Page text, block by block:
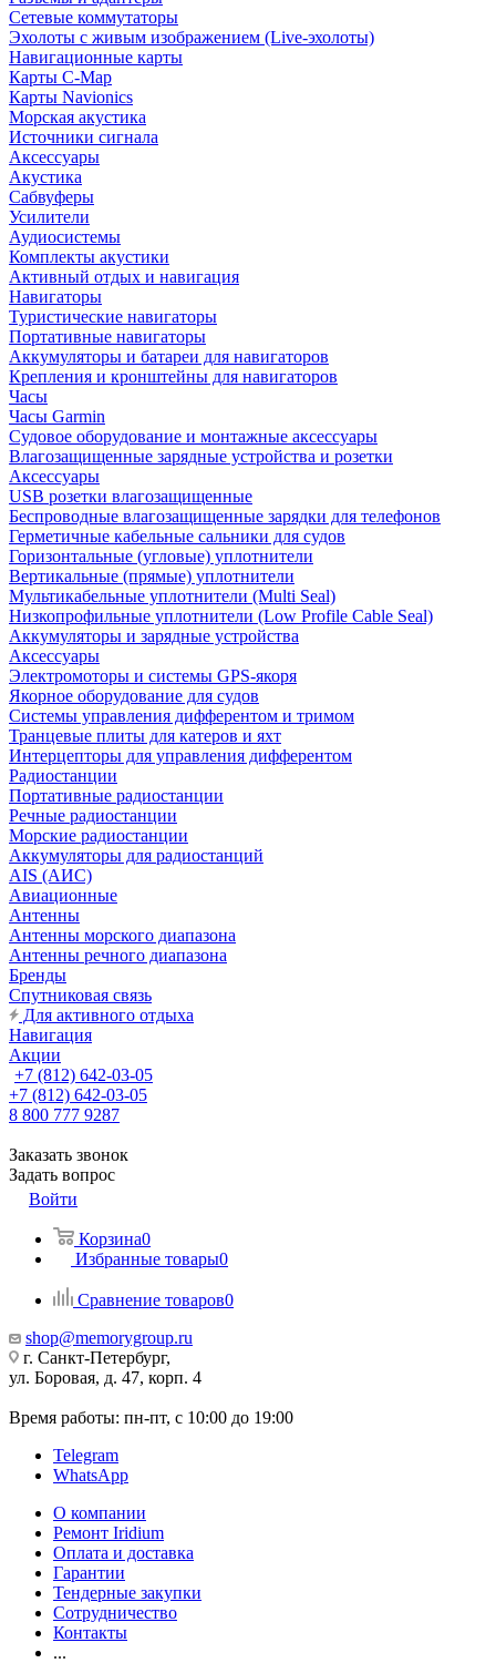
Сетевые коммутаторы
Эхолоты с живым изображением (Live-эхолоты)
Навигационные карты
Карты C-Map
Карты Navionics
Морская акустика
Источники сигнала
Аксессуары
Акустика
Сабвуферы
Усилители
Аудиосистемы
Комплекты акустики
Активный отдых и навигация
Навигаторы
Туристические навигаторы
Портативные навигаторы
Аккумуляторы и батареи для навигаторов
Крепления и кронштейны для навигаторов
Часы
Часы Garmin
Судовое оборудование и монтажные аксессуары
Влагозащищенные зарядные устройства и розетки
Аксессуары
USB розетки влагозащищенные
Беспроводные влагозащищенные зарядки для телефонов
Герметичные кабельные сальники для судов
Горизонтальные (угловые) уплотнители
Вертикальные (прямые) уплотнители
Мультикабельные уплотнители (Multi Seal)
Низкопрофильные уплотнители (Low Profile Cable Seal)
Аккумуляторы и зарядные устройства
Аксессуары
Электромоторы и системы GPS-якоря
Якорное оборудование для судов
Системы управления дифферентом и тримом
Транцевые плиты для катеров и яхт
Интерцепторы для управления дифферентом
Радиостанции
Портативные радиостанции
Речные радиостанции
Морские радиостанции
Аккумуляторы для радиостанций
AIS (АИС)
Авиационные
Антенны
Антенны морского диапазона
Антенны речного диапазона
Бренды
Спутниковая связь
Для активного отдыха
Навигация
Акции
+7 (812) 642-03-05
+7 (812) 642-03-05
8 800 777 9287
Заказать звонок
Задать вопрос
Войти
Корзина0
Избранные товары0
Сравнение товаров0
shop@memorygroup.ru
г. Санкт-Петербург,
ул. Боровая, д. 47, корп. 4
Время работы: пн-пт, с 10:00 до 19:00
Telegram
WhatsApp
О компании
Ремонт Iridium
Оплата и доставка
Гарантии
Тендерные закупки
Сотрудничество
Контакты
...